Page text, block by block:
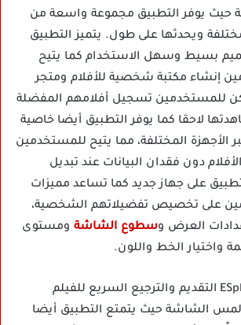
حيث يوفر التطبيق مجموعة واسعة من
ويحدثها على طول. يتميز التطبيق
بسيط وسهل الاستخدام كما يتيح
إنشاء مكتبة شخصية للأفلام ومتجر
للمستخدمين تسجيل أفلامهم المفضلة
لاحقا كما يوفر التطبيق أيضا خاصية
الأجهزة المختلفة، مما يتيح للمستخدمين
دون فقدان البيانات عند تبديل
على جهاز جديد كما تساعد مميزات
على تخصيص تفضيلاتهم الشخصية،
العرض وسطوع الشاشة ومستوى
واختيار الخط واللون.
كما يتيح تطبيق ESplay التقديم والترجيع السريع للفيلم
الشاشة حيث يتمتع التطبيق أيضا